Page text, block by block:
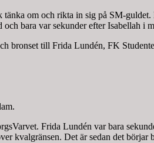
om och rikta in sig på SM-guldet.
bara var sekunder efter Isabellah i
bronset till Frida Lundén, FK
Frida Lundén var bara
kvalgränsen. Det är sedan det börjar